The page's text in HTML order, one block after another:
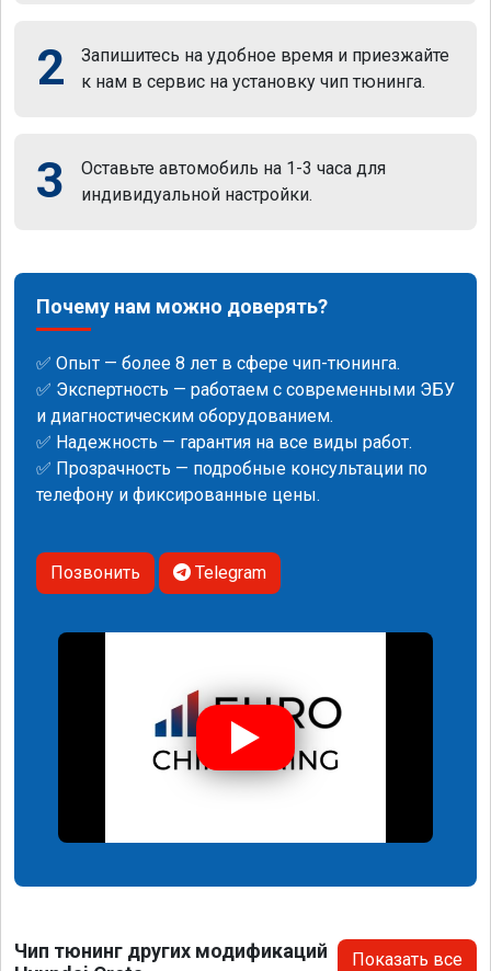
2
Запишитесь на удобное время и приезжайте
к нам в сервис на установку чип тюнинга.
3
Оставьте автомобиль на 1-3 часа для
индивидуальной настройки.
Почему нам можно доверять?
✅ Опыт — более 8 лет в сфере чип-тюнинга.
✅ Экспертность — работаем с современными ЭБУ
и диагностическим оборудованием.
✅ Надежность — гарантия на все виды работ.
✅ Прозрачность — подробные консультации по
телефону и фиксированные цены.
Позвонить Telegram
Чип тюнинг других модификаций
Показать все